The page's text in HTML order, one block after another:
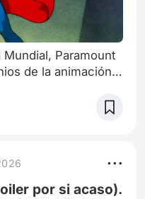
Mundial, Paramount
de la animación
mundo: los
viajes de
que
mercado con
por si acaso).